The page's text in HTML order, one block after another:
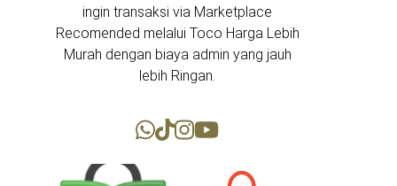
ingin transaksi via Marketplace
Recomended melalui Toco Harga Lebih
Murah dengan biaya admin yang jauh
lebih Ringan.